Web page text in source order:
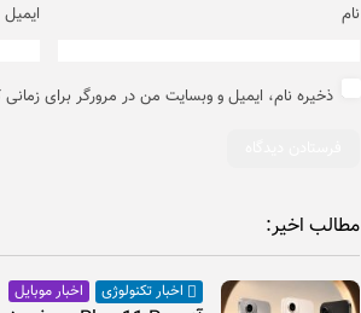
نام ایمیل
ذخیره نام، ایمیل و وبسایت من در مرورگر برای
مطالب اخیر:
اخبار تکنولوژی اخبار موبایل